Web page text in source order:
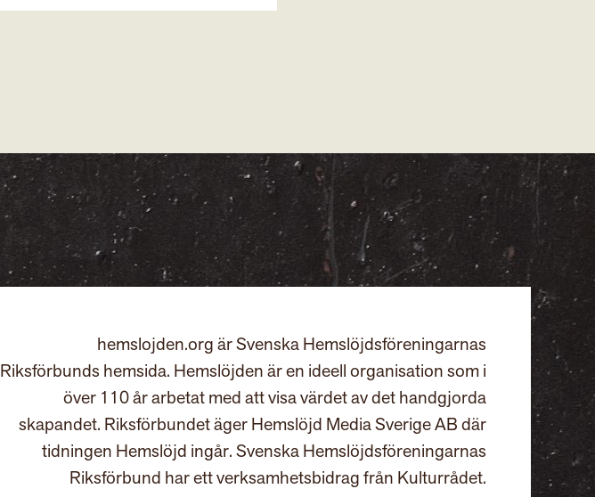
hemslojden.org är Svenska Hemslöjdsföreningarnas
Riksförbunds hemsida. Hemslöjden är en ideell organisation som i
över 110 år arbetat med att visa värdet av det handgjorda
skapandet. Riksförbundet äger Hemslöjd Media Sverige AB där
tidningen Hemslöjd ingår. Svenska Hemslöjdsföreningarnas
Riksförbund har ett verksamhetsbidrag från Kulturrådet.